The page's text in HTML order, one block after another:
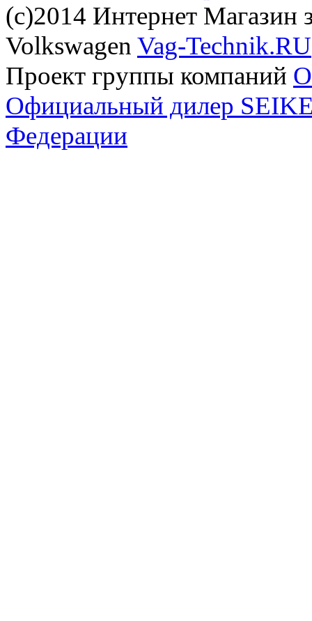
(с)2014 Интернет Магазин
Volkswagen Vag-Technik.RU
Проект группы компаний
Официальный дилер
Федерации